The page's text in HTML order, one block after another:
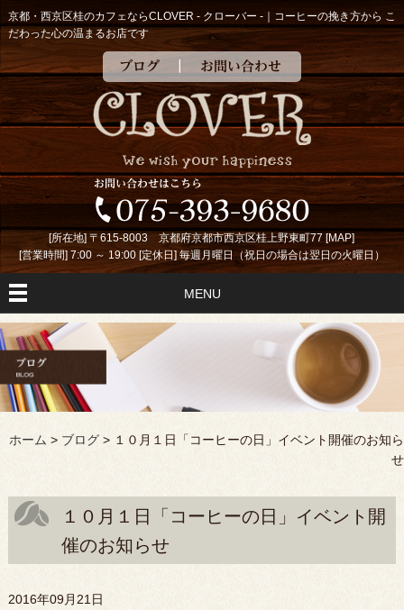
京都・西京区桂のカフェならCLOVER - クローバー -｜コーヒーの挽き方から こ
だわった心の温まるお店です
ブログ お問い合わせ
[所在地] 〒615-8003 京都府京都市西京区桂上野東町77 [MAP]
[営業時間] 7:00 ～ 19:00 [定休日] 毎週月曜日（祝日の場合は翌日の火曜日）
MENU
ホーム > ブログ > １０月１日「コーヒーの日」イベント開催のお知ら
せ
１０月１日「コーヒーの日」イベント開
催のお知らせ
2016年09月21日